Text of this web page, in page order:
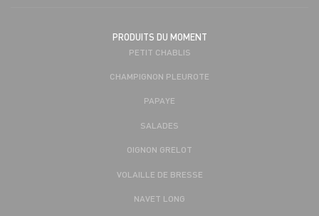
PRODUITS DU MOMENT
PETIT CHABLIS
CHAMPIGNON PLEUROTE
PAPAYE
SALADES
OIGNON GRELOT
VOLAILLE DE BRESSE
NAVET LONG